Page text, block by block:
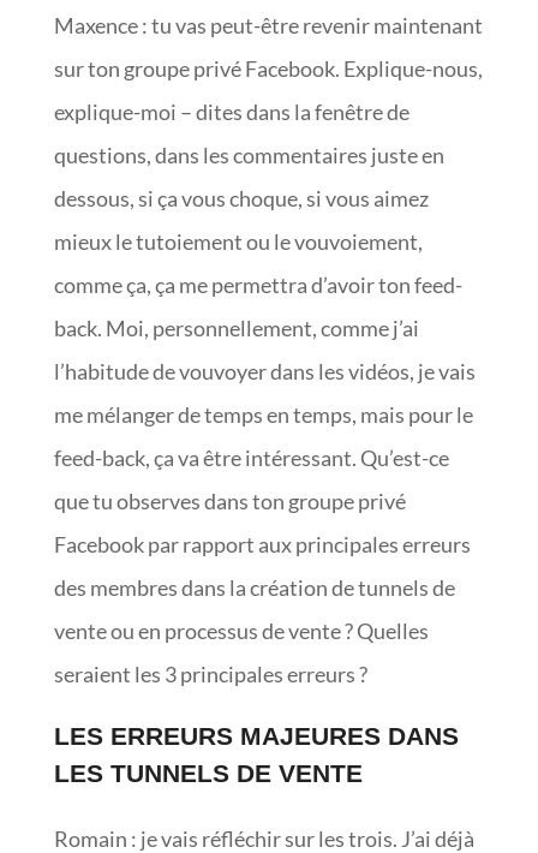
Maxence : tu vas peut-être revenir maintenant
sur ton groupe privé Facebook. Explique-nous,
explique-moi – dites dans la fenêtre de
questions, dans les commentaires juste en
dessous, si ça vous choque, si vous aimez
mieux le tutoiement ou le vouvoiement,
comme ça, ça me permettra d’avoir ton feed-
back. Moi, personnellement, comme j’ai
l’habitude de vouvoyer dans les vidéos, je vais
me mélanger de temps en temps, mais pour le
feed-back, ça va être intéressant. Qu’est-ce
que tu observes dans ton groupe privé
Facebook par rapport aux principales erreurs
des membres dans la création de tunnels de
vente ou en processus de vente ? Quelles
seraient les 3 principales erreurs ?
LES ERREURS MAJEURES DANS
LES TUNNELS DE VENTE
Romain : je vais réfléchir sur les trois. J’ai déjà